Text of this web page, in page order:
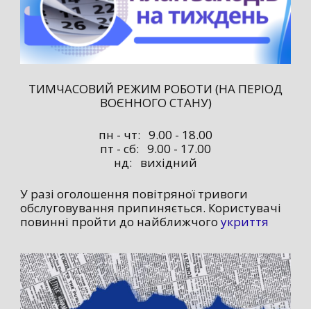
ТИМЧАСОВИЙ РЕЖИМ РОБОТИ (НА ПЕРІОД
ВОЄННОГО СТАНУ)
пн - чт: 9.00 - 18.00
пт - сб: 9.00 - 17.00
нд: вихідний
У разі оголошення повітряної тривоги
обслуговування припиняється. Користувачі
повинні пройти до найближчого укриття